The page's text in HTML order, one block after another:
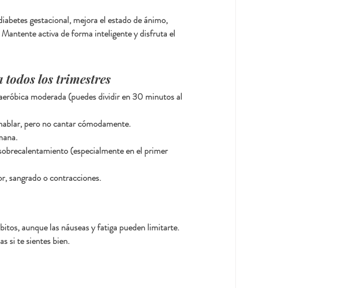
gestacional, mejora el estado de ánimo,
activa de forma inteligente y disfruta el
todos los trimestres
moderada (puedes dividir en 30 minutos al
pero no cantar cómodamente.
(especialmente en el primer
sangrado o contracciones.
aunque las náuseas y fatiga pueden limitarte.
si te sientes bien.